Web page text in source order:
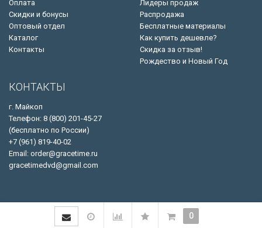
Оплата
Скидки и бонусы
Оптовый отдел
Каталог
Контакты
Лидеры продаж
Распродажа
Бесплатные материалы
Как купить дешевле?
Скидка за отзыв!
Рождество и Новый Год
КОНТАКТЫ
г. Майкоп
Телефон: 8 (800) 201-45-27
(бесплатно по России)
+7 (961) 819-40-02
Email: order@gracetime.ru
gracetimedvd@gmail.com
0